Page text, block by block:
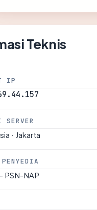
Teknis
IP
SERVER
· Jakarta
PSN-NAP